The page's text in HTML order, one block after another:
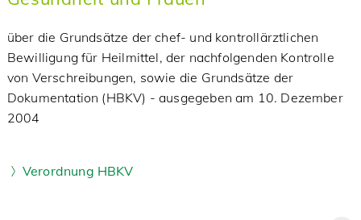
über die Grundsätze der chef- und kontrollärztlichen
Bewilligung für Heilmittel, der nachfolgenden Kontrolle
von Verschreibungen, sowie die Grundsätze der
Dokumentation (HBKV) - ausgegeben am 10. Dezember
2004
Verordnung HBKV